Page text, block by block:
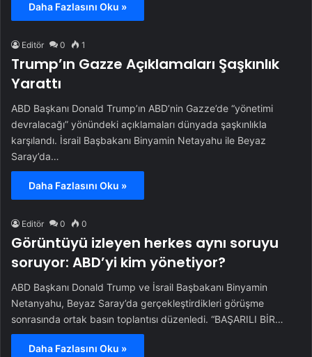
Daha Fazlasını Oku »
Editör 0 1
Trump’ın Gazze Açıklamaları Şaşkınlık
Yarattı
ABD Başkanı Donald Trump’ın ABD’nin Gazze’de “yönetimi
devralacağı” yönündeki açıklamaları dünyada şaşkınlıkla
karşılandı. İsrail Başbakanı Binyamin Netayahu ile Beyaz
Saray’da…
Daha Fazlasını Oku »
Editör 0 0
Görüntüyü izleyen herkes aynı soruyu
soruyor: ABD’yi kim yönetiyor?
ABD Başkanı Donald Trump ve İsrail Başbakanı Binyamin
Netanyahu, Beyaz Saray’da gerçekleştirdikleri görüşme
sonrasında ortak basın toplantısı düzenledi. “BAŞARILI BİR…
Daha Fazlasını Oku »